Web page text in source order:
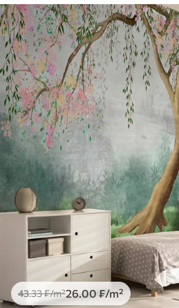
43.33₣/m²26.00 ₣/m²